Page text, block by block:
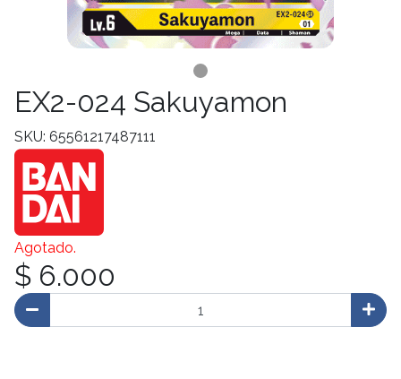
EX2-024 Sakuyamon
SKU: 65561217487111
Agotado.
$ 6.000